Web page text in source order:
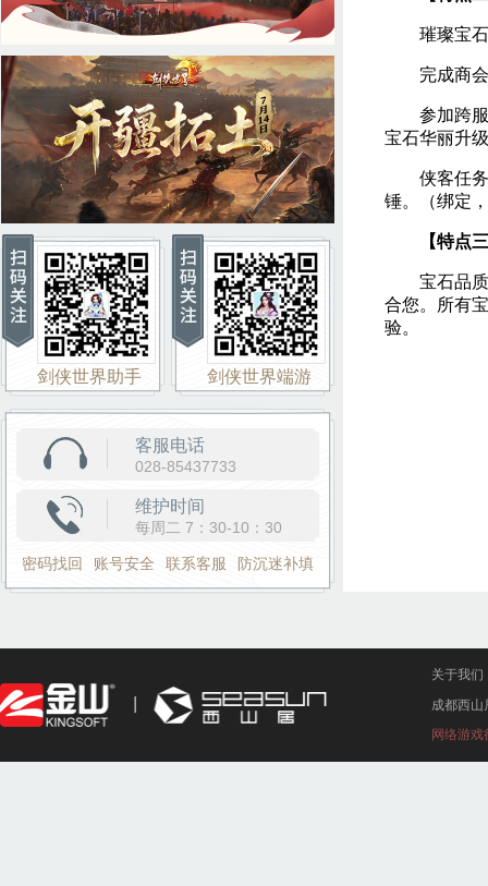
剑侠世界助手 剑侠世界端游
客服电话
028-85437733
维护时间
每周二 7：30-10：30
密码找回 账号安全 联系客服 防沉迷补填
璀璨宝石
完成商会
参加跨服
宝石华丽升
侠客任务
锤。（绑定
【特点
宝石品质
合您。所有
验。
关于我们
成都西山
网络游